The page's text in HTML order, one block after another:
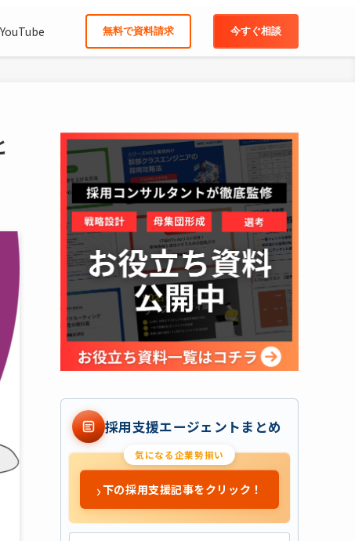
YouTube 無料で資料請求 今すぐ相談
採用支援エージェントまとめ
気になる企業勢揃い
›下の採用支援記事をクリック！